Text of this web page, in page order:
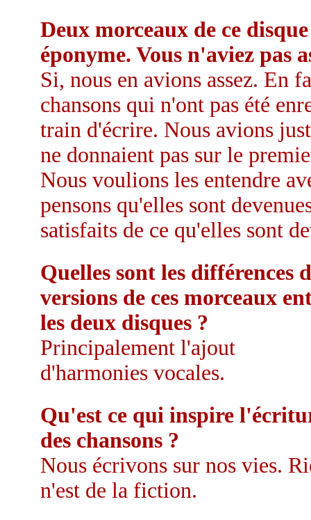
Deux morceaux de ce
éponyme. Vous n'aviez pas
Si, nous en avions assez. En
chansons qui n'ont pas été
train d'écrire. Nous avions
ne donnaient pas sur le
Nous voulions les entendre
pensons qu'elles sont
satisfaits de ce qu'elles sont
Quelles sont les différences
versions de ces morceaux
les deux disques ?
Principalement l'ajout
d'harmonies vocales.
Qu'est ce qui inspire
des chansons ?
Nous écrivons sur nos vies.
n'est de la fiction.